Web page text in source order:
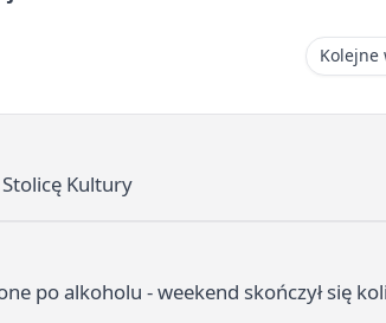
Kolejne
Kultury
po alkoholu - weekend skończył się